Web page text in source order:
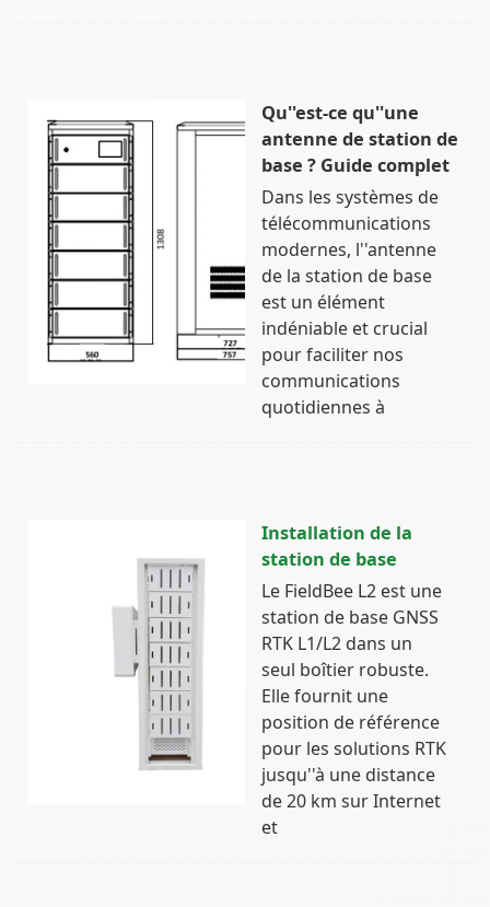
Qu''est-ce qu''une
antenne de station de
base ? Guide complet
Dans les systèmes de
télécommunications
modernes, l''antenne
de la station de base
est un élément
indéniable et crucial
pour faciliter nos
communications
quotidiennes à
Installation de la
station de base
Le FieldBee L2 est une
station de base GNSS
RTK L1/L2 dans un
seul boîtier robuste.
Elle fournit une
position de référence
pour les solutions RTK
jusqu''à une distance
de 20 km sur Internet
et